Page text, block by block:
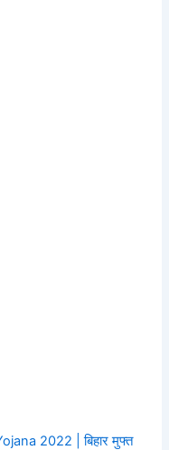
2022 | बिहार मुफ्त